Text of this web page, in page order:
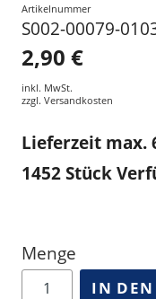
Artikelnummer
S002-00079-
2,90 €
inkl. MwSt.
zzgl. Versandkosten
Lieferzeit max.
1452Stück
Menge
IN DEN